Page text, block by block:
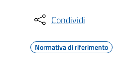
Condividi
Normativa di riferimento